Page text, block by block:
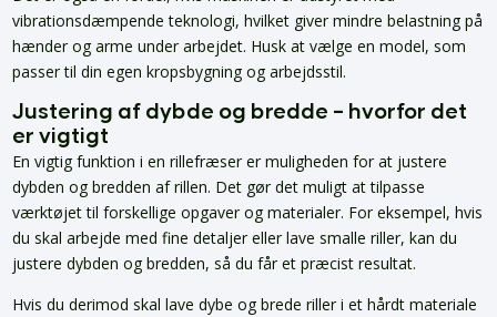
vibrationsdæmpende teknologi, hvilket giver mindre belastning på
hænder og arme under arbejdet. Husk at vælge en model, som
passer til din egen kropsbygning og arbejdsstil.
Justering af dybde og bredde – hvorfor det
er vigtigt
En vigtig funktion i en rillefræser er muligheden for at justere
dybden og bredden af rillen. Det gør det muligt at tilpasse
værktøjet til forskellige opgaver og materialer. For eksempel, hvis
du skal arbejde med fine detaljer eller lave smalle riller, kan du
justere dybden og bredden, så du får et præcist resultat.
Hvis du derimod skal lave dybe og brede riller i et hårdt materiale